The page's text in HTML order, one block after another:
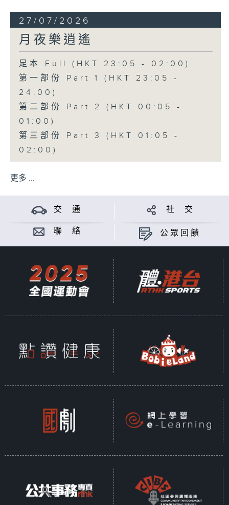
27/07/2026
月夜樂逍遙
足本 Full (HKT 23:05 - 02:00)
第一部份 Part 1 (HKT 23:05 -
24:00)
第二部份 Part 2 (HKT 00:05 -
01:00)
第三部份 Part 3 (HKT 01:05 -
02:00)
更多 ...
交 通 社 交
聯 絡 公眾回饋